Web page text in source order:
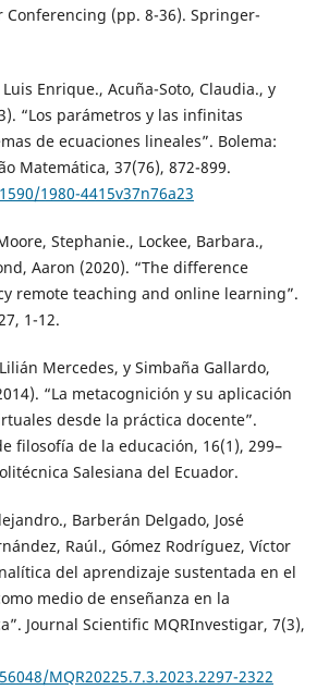
(pp. 8-36). Springer-
Enrique., Acuña-Soto, Claudia., y
“Los parámetros y las infinitas
de ecuaciones lineales”. Bolema:
Matemática, 37(76), 872-899.
1980-4415v37n76a23
Stephanie., Lockee, Barbara.,
Aaron (2020). “The difference
remote teaching and online learning”.
1-12.
Mercedes, y Simbaña Gallardo,
“La metacognición y su aplicación
desde la práctica docente”.
filosofía de la educación, 16(1), 299–
Salesiana del Ecuador.
Barberán Delgado, José
Raúl., Gómez Rodríguez, Víctor
del aprendizaje sustentada en el
medio de enseñanza en la
Journal Scientific MQRInvestigar, 7(3),
MQR20225.7.3.2023.2297-2322